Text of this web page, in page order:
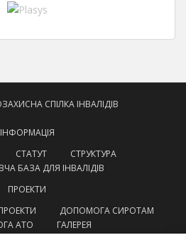
СПІЛКА ІНВАЛІДІВ
ІНФОРМАЦІЯ
СТАТУТ
СТРУКТУРА
БАЗА ДЛЯ ІНВАЛІДІВ
ПРОЕКТИ
ДОПОМОГА СИРОТАМ
АТО
ГАЛЕРЕЯ